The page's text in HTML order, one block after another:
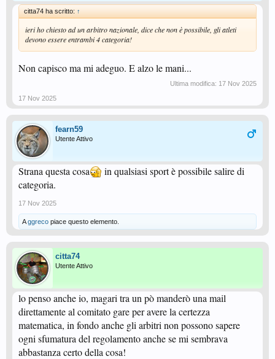
citta74 ha scritto: ↑
ieri ho chiesto ad un arbitro nazionale, dice che non è possibile, gli atleti
devono essere entrambi 4 categoria!
Non capisco ma mi adeguo. E alzo le mani...
Ultima modifica: 17 Nov 2025
17 Nov 2025
fearn59
Utente Attivo
Strana questa cosa
in qualsiasi sport è possibile salire di
categoria.
17 Nov 2025
Aggreco piace questo elemento.
citta74
Utente Attivo
lo penso anche io, magari tra un pò manderò una mail
direttamente al comitato gare per avere la certezza
matematica, in fondo anche gli arbitri non possono sapere
ogni sfumatura del regolamento anche se mi sembrava
abbastanza certo della cosa!